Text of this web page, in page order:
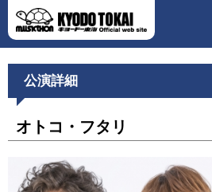
公演詳細
オトコ・フタリ